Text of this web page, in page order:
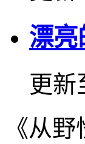
漂亮
更新
《从